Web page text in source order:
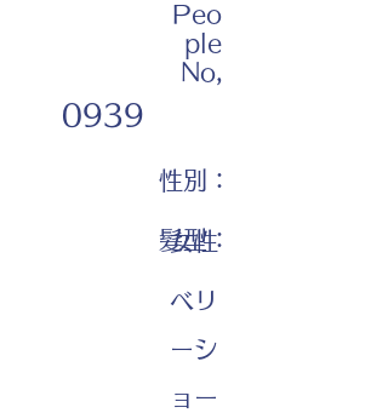
Peo
ple
No,
0939
性別：
女性
髪型：
ベリ
ーシ
ョー